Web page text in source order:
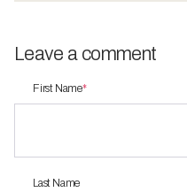
Leave a comment
First Name*
Last Name